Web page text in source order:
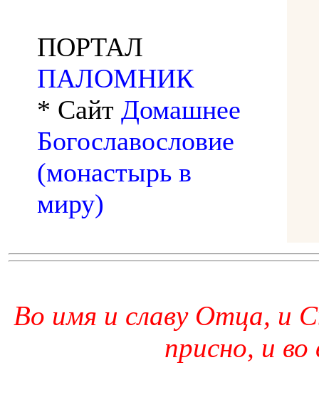
ПОРТАЛ
ПАЛОМНИК
* Сайт Домашнее
Богославословие
(монастырь в
миру)
Во имя и славу Отца, и
присно, и во